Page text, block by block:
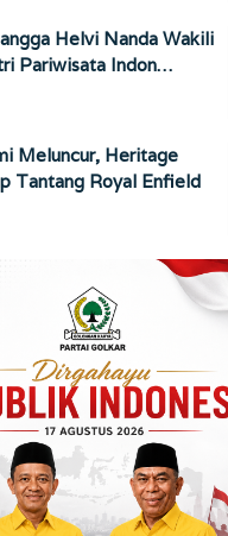
Helvi Nanda Wakili
Pariwisata Indon…
Meluncur, Heritage
Tantang Royal Enfield